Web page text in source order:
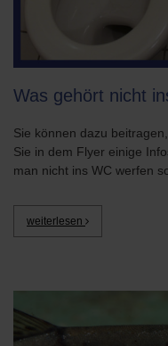
Was gehört nicht
Sie können dazu
Sie in dem Flyer einige
man nicht ins WC werfen
weiterlesen